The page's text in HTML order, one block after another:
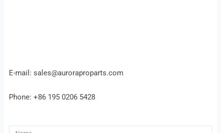
E-mail: sales@auroraproparts.com
Phone: +86 195 0206 5428
Name